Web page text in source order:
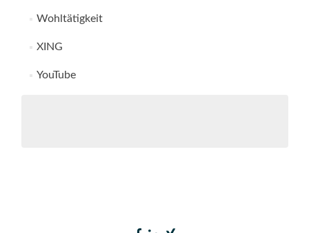
Wohltätigkeit
XING
YouTube